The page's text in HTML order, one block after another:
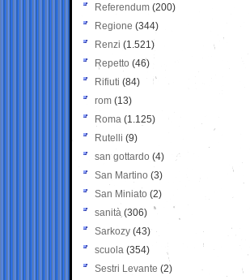
Referendum (200)
Regione (344)
Renzi (1.521)
Repetto (46)
Rifiuti (84)
rom (13)
Roma (1.125)
Rutelli (9)
san gottardo (4)
San Martino (3)
San Miniato (2)
sanità (306)
Sarkozy (43)
scuola (354)
Sestri Levante (2)